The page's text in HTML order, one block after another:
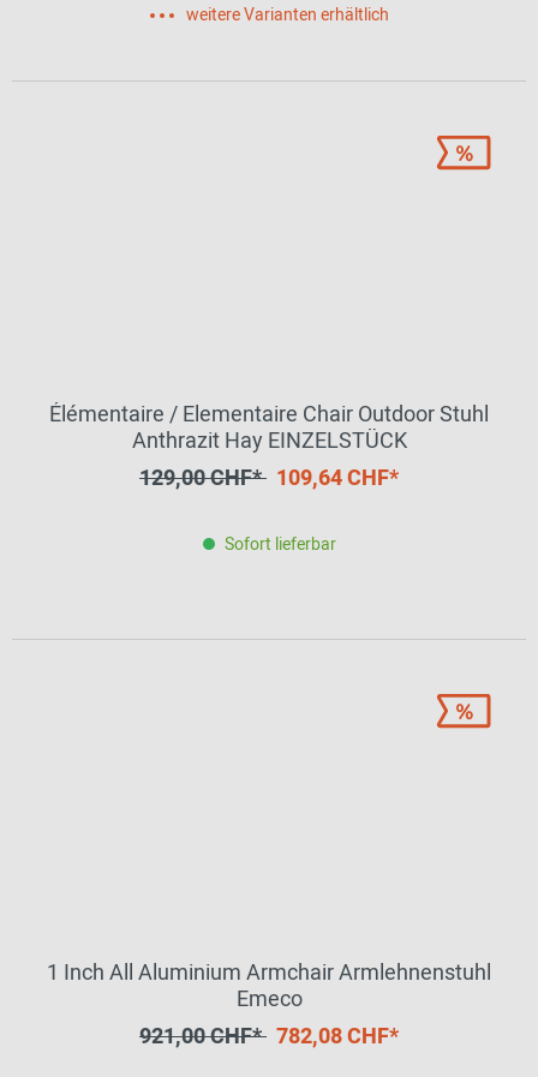
weitere Varianten erhältlich
Élémentaire / Elementaire Chair Outdoor Stuhl
Anthrazit Hay EINZELSTÜCK
129,00 CHF* 109,64 CHF*
Sofort lieferbar
1 Inch All Aluminium Armchair Armlehnenstuhl
Emeco
921,00 CHF* 782,08 CHF*